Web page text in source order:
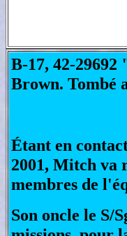
B-17, 42-
Brown. Tombé
Étant en
2001, Mitch va
membres de
Son oncle le S/